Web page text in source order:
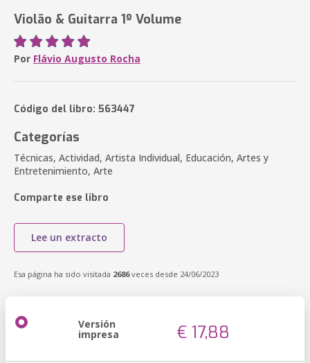
Violão & Guitarra 1º Volume
Por Flávio Augusto Rocha
Código del libro: 563447
Categorías
Técnicas, Actividad, Artista Individual, Educación, Artes y
Entretenimiento, Arte
Comparte ese libro
Lee un extracto
Esa página ha sido visitada 2686veces desde 24/06/2023
Versión
impresa € 17,88